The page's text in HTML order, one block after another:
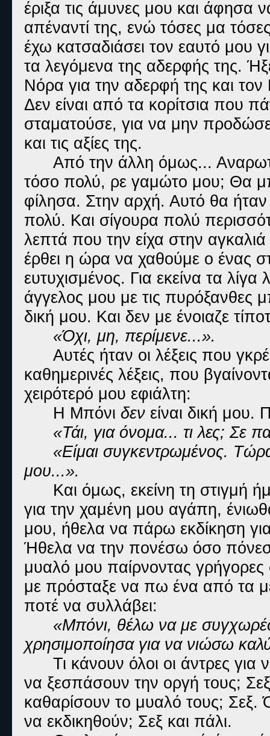
έριξα τις άμυνες μου και
απέναντί της, ενώ τόσες μα
έχω κατσαδιάσει τον εαυτό μου
τα λεγόμενα της αδερφής της.
Νόρα για την αδερφή της και
Δεν είναι από τα κορίτσια που
σταματούσε, για να μην
και τις αξίες της.
Από την άλλη όμως...
τόσο πολύ, ρε γαμώτο μου; Θα
φίλησα. Στην αρχή. Αυτό θα
πολύ. Και σίγουρα πολύ
λεπτά που την είχα στην
έρθει η ώρα να χαθούμε ο ένας
ευτυχισμένος. Για εκείνα τα
άγγελος μου με τις πυρόξανθες
δική μου. Και δεν με ένοιαζε
«Όχι, μη, περίμενε...».
Αυτές ήταν οι λέξεις που
καθημερινές λέξεις, που
χειρότερό μου εφιάλτη:
Η Μπόνι δεν είναι δική μου.
«Τάι, για όνομα... τι λες; Σε
«Είμαι συγκεντρωμένος.
μου...».
Και όμως, εκείνη τη στιγμή
για την χαμένη μου αγάπη,
μου, ήθελα να πάρω εκδίκηση
Ήθελα να την πονέσω όσο
μυαλό μου παίρνοντας
με πρόσταξε να πω ένα από τα
ποτέ να συλλάβει:
«Μπόνι, θέλω να με
χρησιμοποίησα για να νιώσω
Τι κάνουν όλοι οι άντρες
να ξεσπάσουν την οργή τους;
καθαρίσουν το μυαλό τους; Σεξ.
να εκδικηθούν; Σεξ και πάλι.